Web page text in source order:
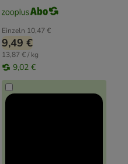
Einzeln 10,47 €
9,49 €
13,87 € / kg
9,02 €